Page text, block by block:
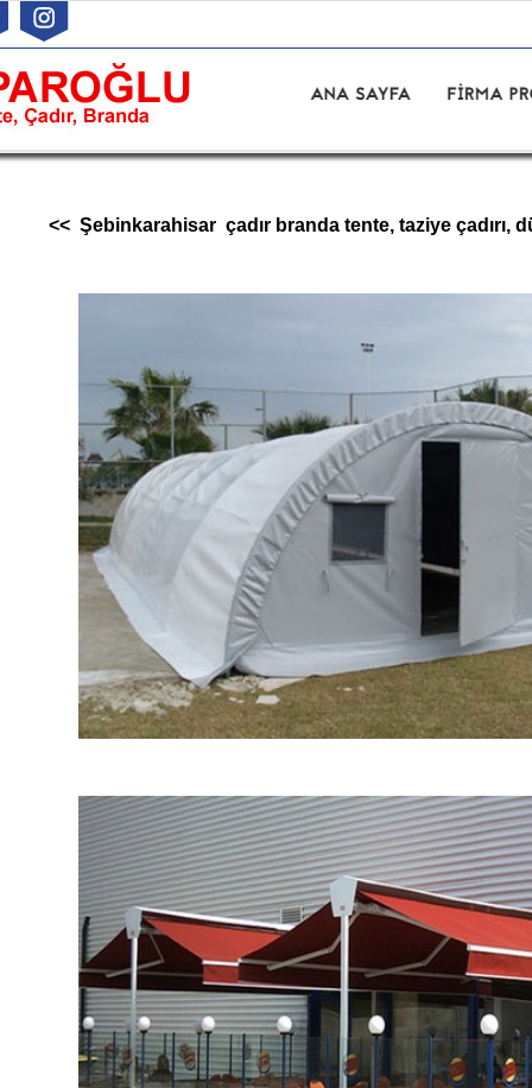
<< Şebinkarahisar çadır branda tente, taziye çadırı,